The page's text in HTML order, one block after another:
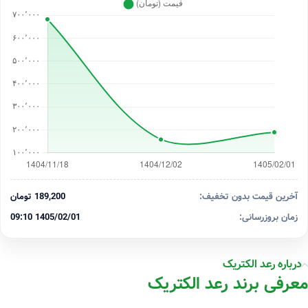
آخرین قیمت بدون تخفیف:
189,200 تومان
زمان بروزرسانی:
1405/02/01 09:10
درباره رعد الکتریک
معرفی برند رعد الکتریک